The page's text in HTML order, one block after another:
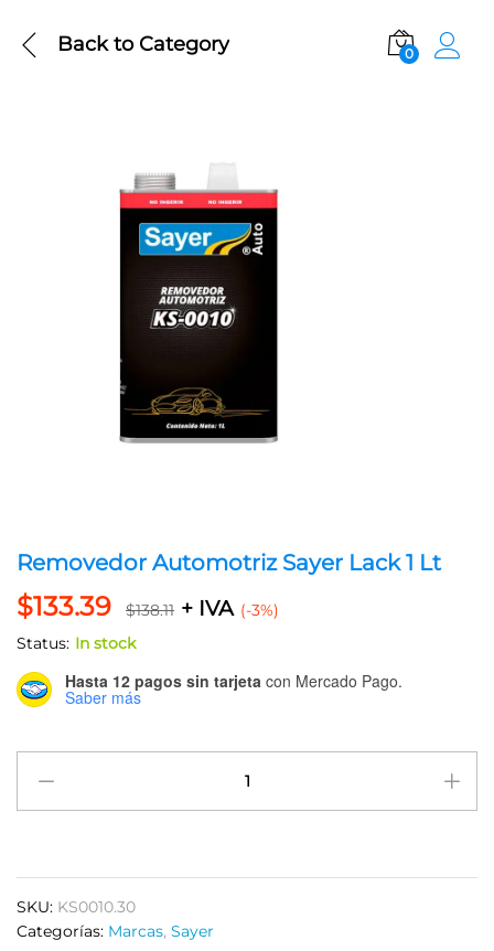
Back toCategory 0
Removedor Automotriz Sayer Lack 1 Lt
$133.39 $138.11 + IVA (-3%)
Status: In stock
Hasta 12 pagos sin tarjeta con Mercado Pago.
Saber más
Automotriz
Sayer
Lt
quantity
SKU: KS0010.30
Categorías: Marcas, Sayer